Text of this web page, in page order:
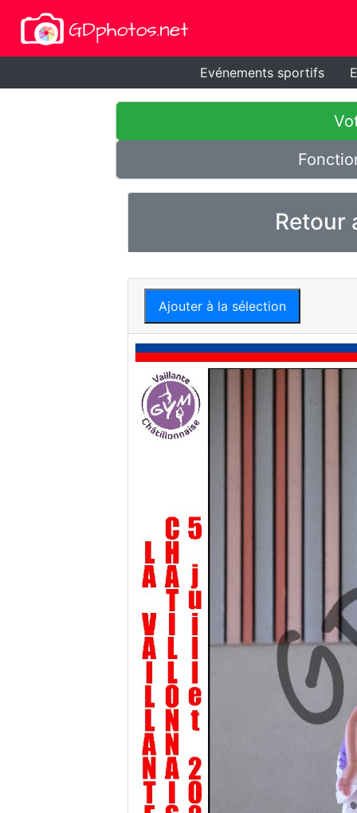
Evénements sportifs
Retour
Ajouter à la sélection